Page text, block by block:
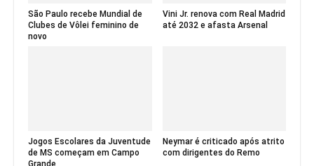
São Paulo recebe Mundial de
Clubes de Vôlei feminino de
novo
Vini Jr. renova com Real Madrid
até 2032 e afasta Arsenal
Jogos Escolares da Juventude
de MS começam em Campo
Grande
Neymar é criticado após atrito
com dirigentes do Remo